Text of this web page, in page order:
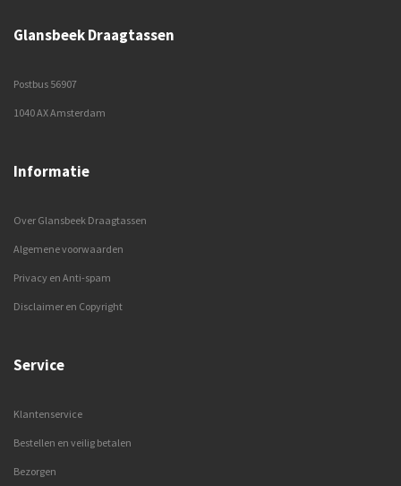
Glansbeek Draagtassen
Postbus 56907
1040 AX Amsterdam
Informatie
Over Glansbeek Draagtassen
Algemene voorwaarden
Privacy en Anti-spam
Disclaimer en Copyright
Service
Klantenservice
Bestellen en veilig betalen
Bezorgen